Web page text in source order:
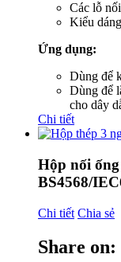
Các lỗ
Kiểu
Ứng dụng:
Dùng để
Dùng để
cho dây
Chi tiết
Hộp nối
BS4568/
Chi tiết Chia sẻ
Share on: